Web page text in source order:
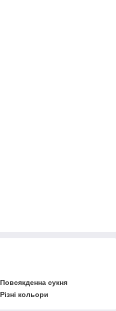
Повсякденна сукня
Різні кольори